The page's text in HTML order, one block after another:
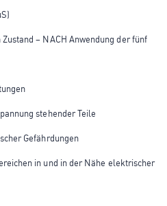
– NACH Anwendung der fünf
stehender Teile
Gefährdungen
in und in der Nähe elektrischer